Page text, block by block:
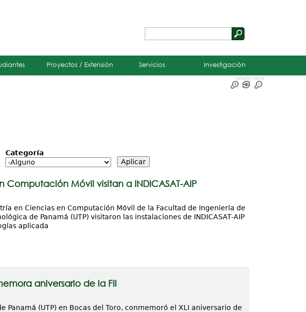
de
Proyectos / Extensión Servicios Investigación
Tamaño Texto
Categoría
Móvil visitan a INDICASAT-AIP
en Ciencias en Computación Móvil de la Facultad de Ingeniería de
de Panamá (UTP) visitaron las instalaciones de INDICASAT-AIP
aplicada
aniversario de la FII
Panamá (UTP) en Bocas del Toro, conmemoró el XLI aniversario de